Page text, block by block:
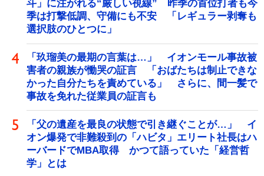
斗」に注がれる“厳しい視線” 昨季の首位打者も今
季は打撃低調、守備にも不安 「レギュラー剥奪も
選択肢のひとつに」
「玖瑠美の最期の言葉は…」 イオンモール事故被
害者の親族が慟哭の証言 「おばたちは制止できな
かった自分たちを責めている」 さらに、間一髪で
事故を免れた従業員の証言も
「父の遺産を最良の状態で引き継ぐことが…」 イ
オン爆発で非難殺到の「ハビタ」エリート社長はハ
ーバードでMBA取得 かつて語っていた「経営哲
学」とは